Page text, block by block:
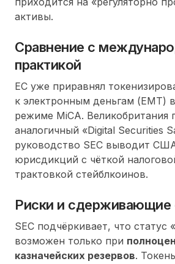
активы.
Сравнение с
практикой
ЕС уже приравнял
к электронным деньгам (EMT)
режиме MiCA. Великобритания
аналогичный «Digital Securities
руководство SEC выводит
юрисдикций с чёткой
трактовкой стейблкоинов.
Риски и сдерживающие
SEC подчёркивает, что статус
возможен только при
казначейских резервов.